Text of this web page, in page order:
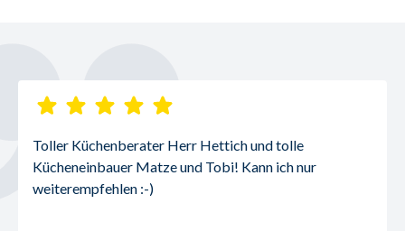
Toller Küchenberater Herr Hettich und tolle
Kücheneinbauer Matze und Tobi! Kann ich nur
weiterempfehlen :-)